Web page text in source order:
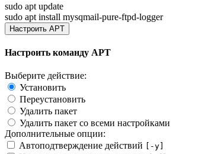
sudo apt update
sudo apt install mysqmail-pure-ftpd-logger
Настроить APT
Настроить команду APT
Выберите действие:
Установить
Переустановить
Удалить пакет
Удалить пакет со всеми настройками
Дополнительные опции:
Автоподтверждение действий
[-y]